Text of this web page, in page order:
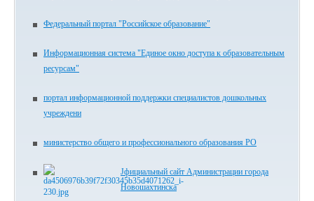
Федеральный портал "Российское образование"
Информационная система "Единое окно доступа к образовательным
ресурсам"
портал информационной поддержки специалистов дошкольных
учреждени
министерство общего и профессионального образования РО
Jфициальный сайт Администрации города
Новошахтинска